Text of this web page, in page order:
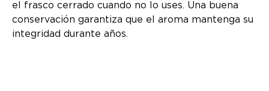
el frasco cerrado cuando no lo uses. Una buena
conservación garantiza que el aroma mantenga su
integridad durante años.